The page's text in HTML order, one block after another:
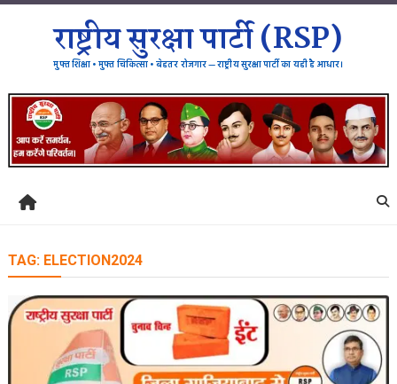
राष्ट्रीय सुरक्षा पार्टी (RSP)
मुफ्त शिक्षा • मुफ्त चिकित्सा • बेहतर रोजगार — राष्ट्रीय सुरक्षा पार्टी का यही है आधार।
TAG: ELECTION2024